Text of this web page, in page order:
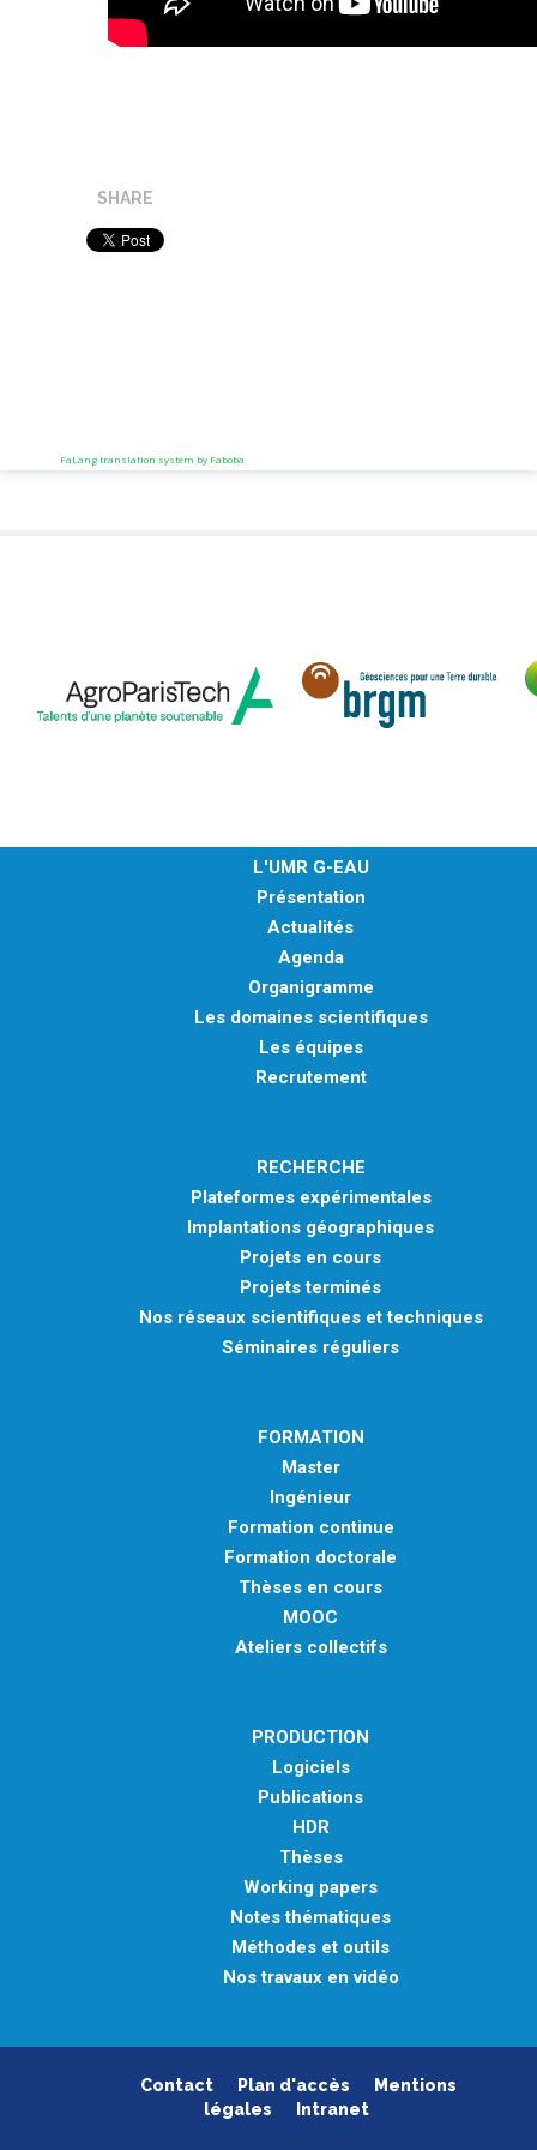
SHARE
FaLang translation system by Faboba
L'UMR G-EAU
Présentation
Actualités
Agenda
Organigramme
Les domaines scientifiques
Les équipes
Recrutement
RECHERCHE
Plateformes expérimentales
Implantations géographiques
Projets en cours
Projets terminés
Nos réseaux scientifiques et techniques
Séminaires réguliers
FORMATION
Master
Ingénieur
Formation continue
Formation doctorale
Thèses en cours
MOOC
Ateliers collectifs
PRODUCTION
Logiciels
Publications
HDR
Thèses
Working papers
Notes thématiques
Méthodes et outils
Nos travaux en vidéo
Contact Plan d'accès
Mentions
légales
Intranet